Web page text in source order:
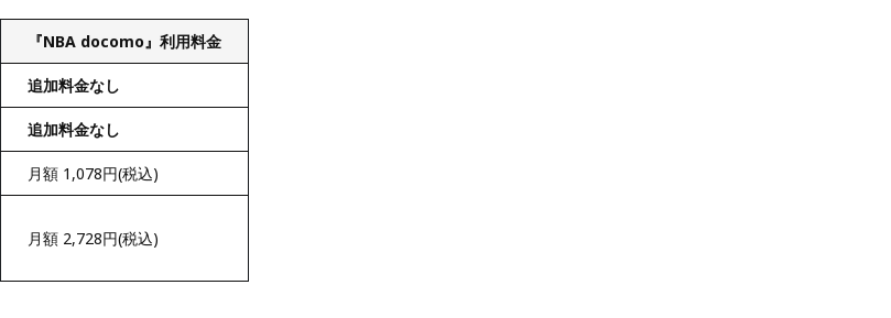
『NBA docomo』利用料金
追加料金なし
追加料金なし
月額 1,078円(税込)
月額 2,728円(税込)